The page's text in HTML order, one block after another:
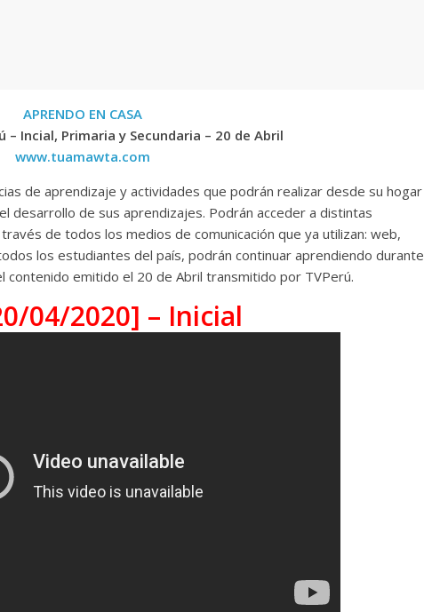
APRENDO EN CASA
– Incial, Primaria y Secundaria – 20 de Abril
www.tuamawta.com
de aprendizaje y actividades que podrán realizar desde su hogar
desarrollo de sus aprendizajes. Podrán acceder a distintas
de todos los medios de comunicación que ya utilizan: web,
los estudiantes del país, podrán continuar aprendiendo durante
contenido emitido el 20 de Abril transmitido por TVPerú.
04/2020] – Inicial